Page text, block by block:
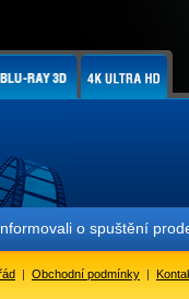
o spuštění
| Obchodní podmínky |